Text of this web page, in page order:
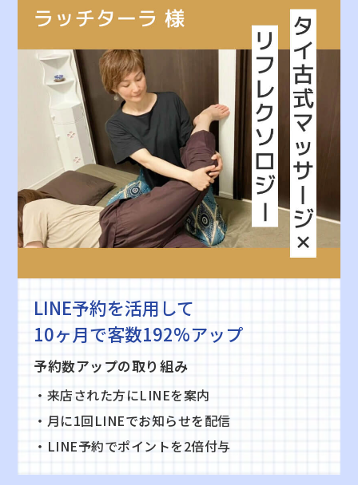
LINE予約を活用して
10ヶ月で客数192%アップ
予約数アップの取り組み
・来店された方にLINEを案内
・月に1回LINEでお知らせを配信
・LINE予約でポイントを2倍付与